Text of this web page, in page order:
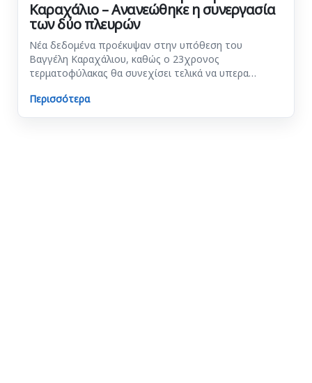
Καραχάλιο – Ανανεώθηκε η συνεργασία
των δύο πλευρών
Νέα δεδομένα προέκυψαν στην υπόθεση του
Βαγγέλη Καραχάλιου, καθώς ο 23χρονος
τερματοφύλακας θα συνεχίσει τελικά να υπερα…
Περισσότερα